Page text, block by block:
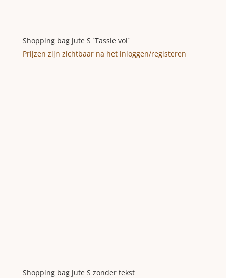
Shopping bag jute S ´Tassie vol´
Prijzen zijn zichtbaar na het inloggen/registeren
Shopping bag jute S zonder tekst